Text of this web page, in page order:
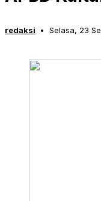
redaksi Selasa, 23